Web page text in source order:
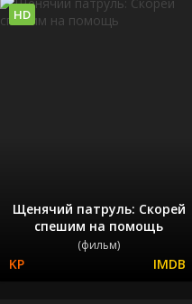
Щенячий патруль: Скорей
спешим на помощь
(фильм)
HD